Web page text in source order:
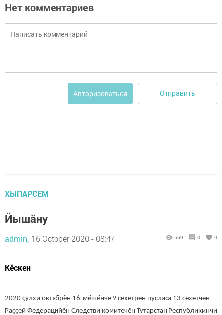
Нет комментариев
Авторизоваться Отправить
ХЫПАРСЕМ
Йышӑну
admin, 16 October 2020 - 08:47 569 0 0
Кӗскен
2020 ҫулхи октябрӗн 16-мӗшӗнче 9 сехетрен пуҫласа 13 сехетчен
Раççей Федерацийӗн Следстви комитечӗн Тутарстан Республикинчи